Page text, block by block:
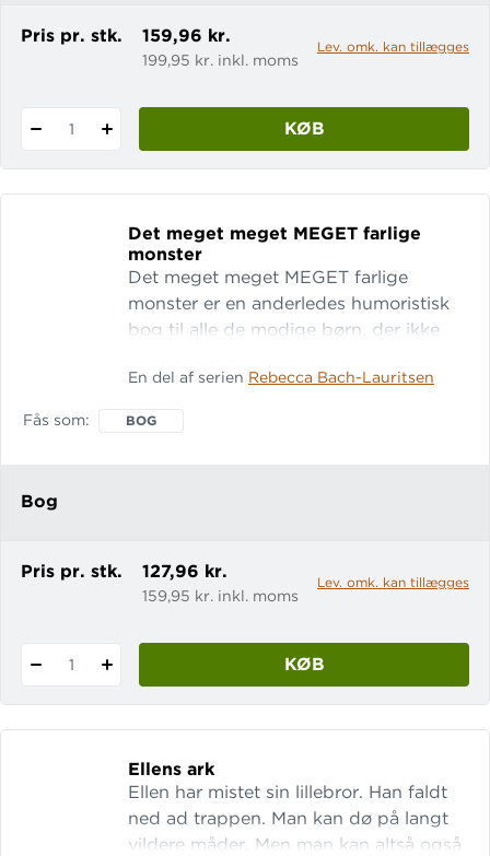
Pris pr. stk. 159,96 kr.
199,95 kr. inkl. moms
Lev. omk. kan tillægges
1 KØB
Det meget meget MEGET farlige
monster
Det meget meget MEGET farlige
monster er en anderledes humoristisk
bog til alle de modige børn, der ikke
bortset fra monstret under sengen. Det
En del af serien Rebecca Bach-Lauritsen
Fås som BOG
Bog
Pris pr. stk. 127,96 kr.
159,95 kr. inkl. moms
Lev. omk. kan tillægges
1 KØB
Ellens ark
Ellen har mistet sin lillebror. Han faldt
ned ad trappen. Man kan dø på langt
vildere måder. Men man kan altså også